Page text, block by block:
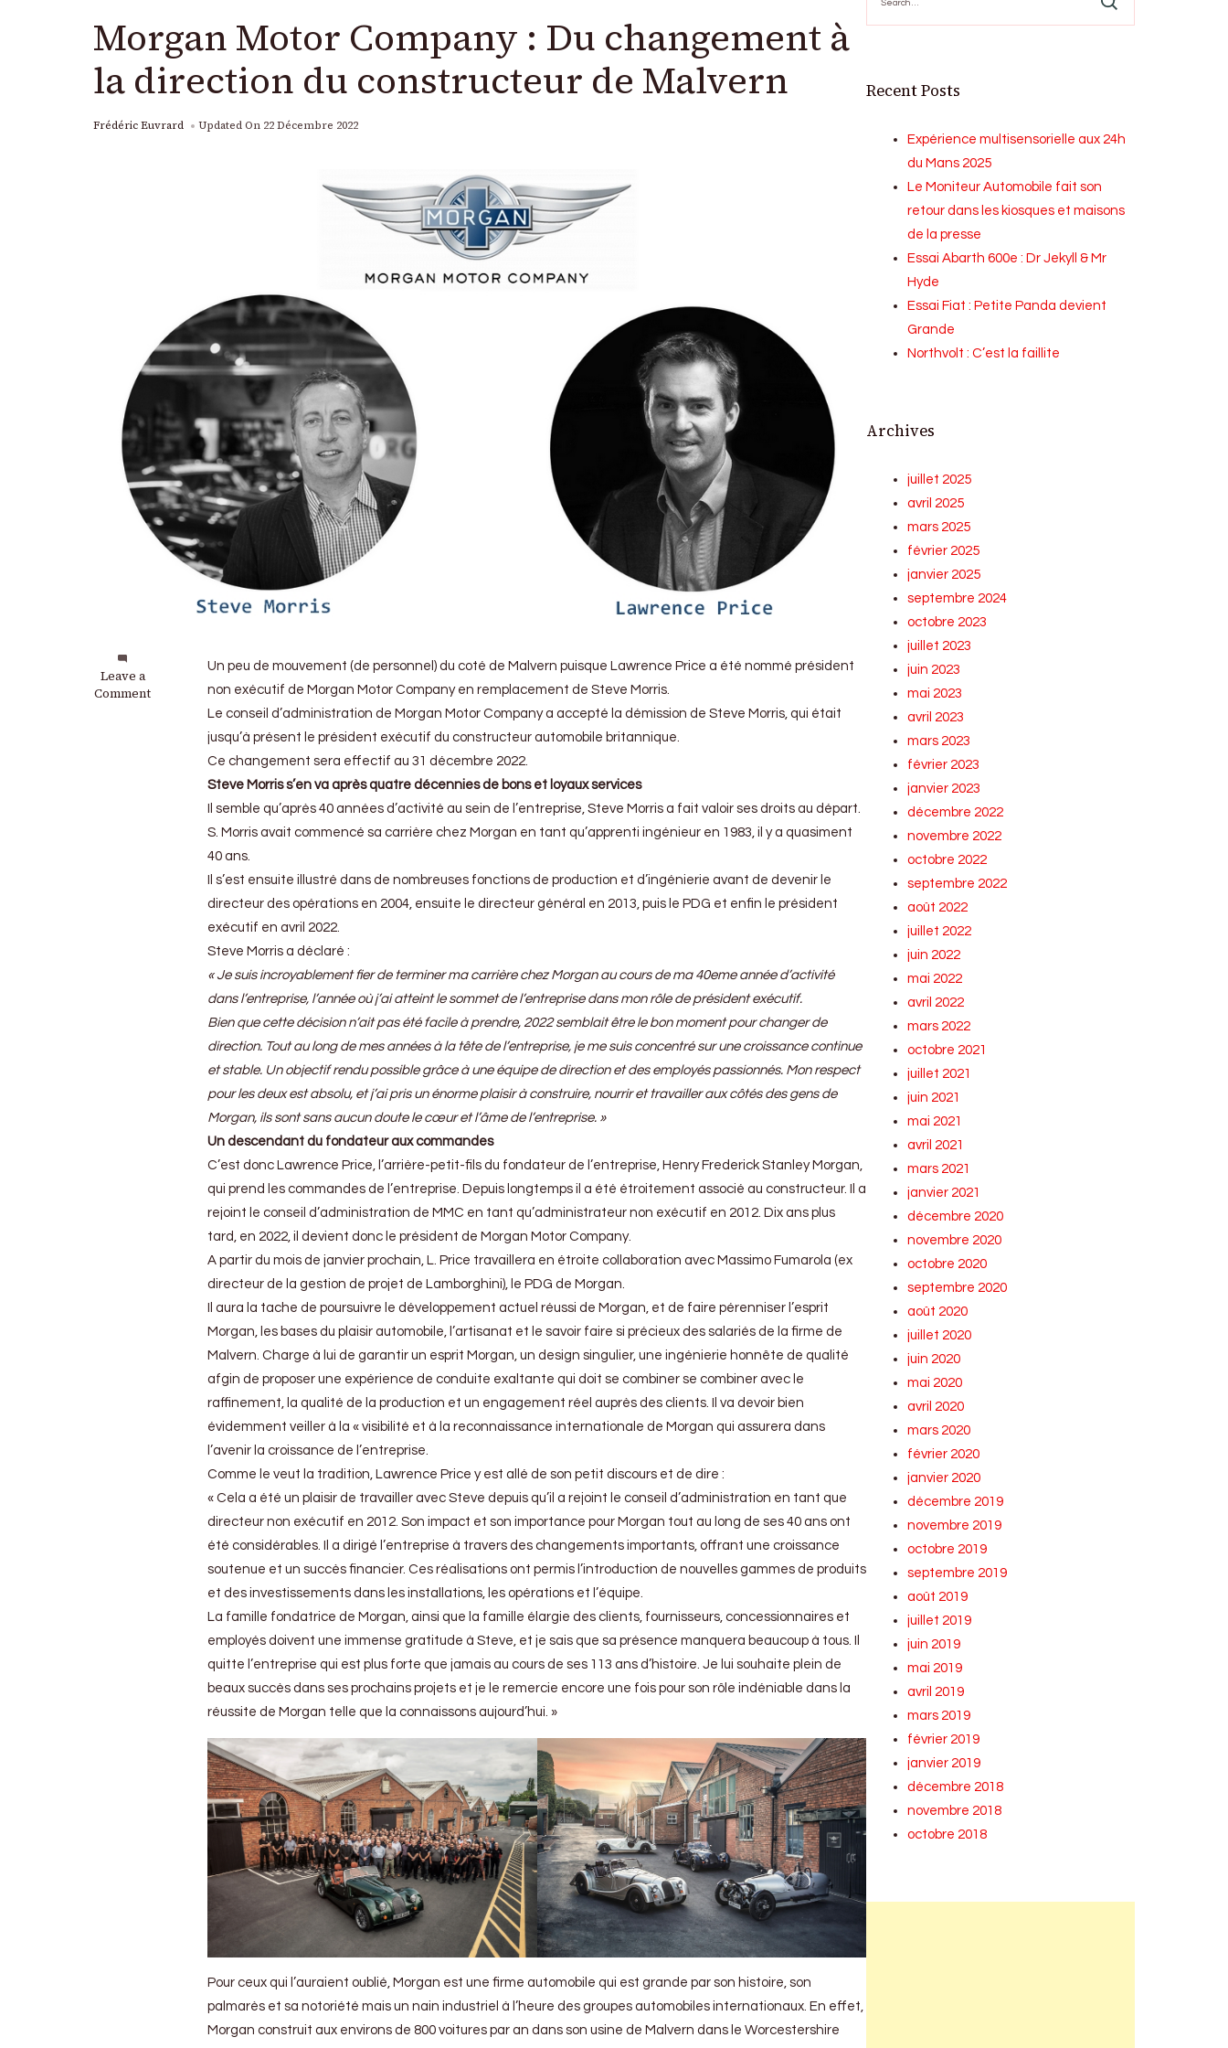
Morgan Motor Company : Du changement à
la direction du constructeur de Malvern
Frédéric Euvrard Updated On 22 Décembre 2022
Leave a
Comment
on
Morgan
Un peu de mouvement (de personnel) du coté de Malvern puisque Lawrence Price a été nommé président
non exécutif de Morgan Motor Company en remplacement de Steve Morris.
Le conseil d’administration de Morgan Motor Company a accepté la démission de Steve Morris, qui était
jusqu’à présent le président exécutif du constructeur automobile britannique.
Ce changement sera effectif au 31 décembre 2022.
Steve Morris s’en va après quatre décennies de bons et loyaux services
Il semble qu’après 40 années d’activité au sein de l’entreprise, Steve Morris a fait valoir ses droits au départ.
S. Morris avait commencé sa carrière chez Morgan en tant qu’apprenti ingénieur en 1983, il y a quasiment
40 ans.
Il s’est ensuite illustré dans de nombreuses fonctions de production et d’ingénierie avant de devenir le
directeur des opérations en 2004, ensuite le directeur général en 2013, puis le PDG et enfin le président
exécutif en avril 2022.
Steve Morris a déclaré :
« Je suis incroyablement fier de terminer ma carrière chez Morgan au cours de ma 40eme année d’activité
dans l’entreprise, l’année où j’ai atteint le sommet de l’entreprise dans mon rôle de président exécutif.
Bien que cette décision n’ait pas été facile à prendre, 2022 semblait être le bon moment pour changer de
direction. Tout au long de mes années à la tête de l’entreprise, je me suis concentré sur une croissance continue
et stable. Un objectif rendu possible grâce à une équipe de direction et des employés passionnés. Mon respect
pour les deux est absolu, et j’ai pris un énorme plaisir à construire, nourrir et travailler aux côtés des gens de
Morgan, ils sont sans aucun doute le cœur et l’âme de l’entreprise. »
Un descendant du fondateur aux commandes
C’est donc Lawrence Price, l’arrière-petit-fils du fondateur de l’entreprise, Henry Frederick Stanley Morgan,
qui prend les commandes de l’entreprise. Depuis longtemps il a été étroitement associé au constructeur. Il a
rejoint le conseil d’administration de MMC en tant qu’administrateur non exécutif en 2012. Dix ans plus
tard, en 2022, il devient donc le président de Morgan Motor Company.
A partir du mois de janvier prochain, L. Price travaillera en étroite collaboration avec Massimo Fumarola (ex
directeur de la gestion de projet de Lamborghini), le PDG de Morgan.
Il aura la tache de poursuivre le développement actuel réussi de Morgan, et de faire pérenniser l’esprit
Morgan, les bases du plaisir automobile, l’artisanat et le savoir faire si précieux des salariés de la firme de
Malvern. Charge à lui de garantir un esprit Morgan, un design singulier, une ingénierie honnête de qualité
afgin de proposer une expérience de conduite exaltante qui doit se combiner se combiner avec le
raffinement, la qualité de la production et un engagement réel auprès des clients. Il va devoir bien
évidemment veiller à la « visibilité et à la reconnaissance internationale de Morgan qui assurera dans
l’avenir la croissance de l’entreprise.
Comme le veut la tradition, Lawrence Price y est allé de son petit discours et de dire :
« Cela a été un plaisir de travailler avec Steve depuis qu’il a rejoint le conseil d’administration en tant que
directeur non exécutif en 2012. Son impact et son importance pour Morgan tout au long de ses 40 ans ont
été considérables. Il a dirigé l’entreprise à travers des changements importants, offrant une croissance
soutenue et un succès financier. Ces réalisations ont permis l’introduction de nouvelles gammes de produits
et des investissements dans les installations, les opérations et l’équipe.
La famille fondatrice de Morgan, ainsi que la famille élargie des clients, fournisseurs, concessionnaires et
employés doivent une immense gratitude à Steve, et je sais que sa présence manquera beaucoup à tous. Il
quitte l’entreprise qui est plus forte que jamais au cours de ses 113 ans d’histoire. Je lui souhaite plein de
beaux succès dans ses prochains projets et je le remercie encore une fois pour son rôle indéniable dans la
réussite de Morgan telle que la connaissons aujourd’hui. »
Pour ceux qui l’auraient oublié, Morgan est une firme automobile qui est grande par son histoire, son
palmarès et sa notoriété mais un nain industriel à l’heure des groupes automobiles internationaux. En effet,
Morgan construit aux environs de 800 voitures par an dans son usine de Malvern dans le Worcestershire
Recent Posts
Expérience multisensorielle aux 24h
du Mans 2025
Le Moniteur Automobile fait son
retour dans les kiosques et maisons
de la presse
Essai Abarth 600e : Dr Jekyll & Mr
Hyde
Essai Fiat : Petite Panda devient
Grande
Northvolt : C’est la faillite
Archives
juillet 2025
avril 2025
mars 2025
février 2025
janvier 2025
septembre 2024
octobre 2023
juillet 2023
juin 2023
mai 2023
avril 2023
mars 2023
février 2023
janvier 2023
décembre 2022
novembre 2022
octobre 2022
septembre 2022
août 2022
juillet 2022
juin 2022
mai 2022
avril 2022
mars 2022
octobre 2021
juillet 2021
juin 2021
mai 2021
avril 2021
mars 2021
janvier 2021
décembre 2020
novembre 2020
octobre 2020
septembre 2020
août 2020
juillet 2020
juin 2020
mai 2020
avril 2020
mars 2020
février 2020
janvier 2020
décembre 2019
novembre 2019
octobre 2019
septembre 2019
août 2019
juillet 2019
juin 2019
mai 2019
avril 2019
mars 2019
février 2019
janvier 2019
décembre 2018
novembre 2018
octobre 2018